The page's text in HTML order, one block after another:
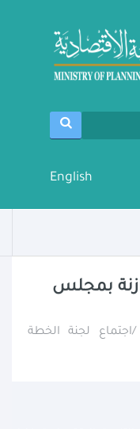
English
بمجلس
لجنة الخطة